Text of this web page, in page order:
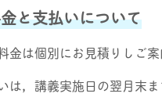
と支払いについて
金は個別にお見積りしご案
は，講義実施日の翌月末